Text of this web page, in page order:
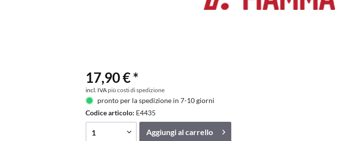
17,90 € *
incl. IVA più costi di spedizione
pronto per la spedizione in 7-10 giorni
Codice articolo: E4435
Aggiungi alcarrello